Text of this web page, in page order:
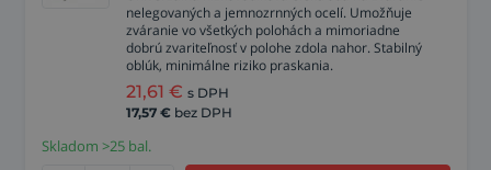
nelegovaných a jemnozrnných ocelí. Umožňuje
zváranie vo všetkých polohách a mimoriadne
dobrú zvariteľnosť v polohe zdola nahor. Stabilný
oblúk, minimálne riziko praskania.
21,61 € s DPH
17,57 € bez DPH
Skladom >25 bal.